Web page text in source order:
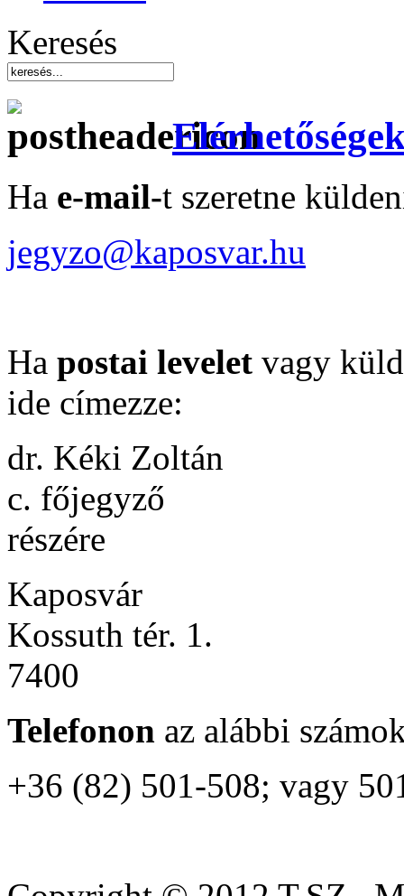
Keresés
Ha e-mail-t szeretne
jegyzo@kaposvar.hu
Ha postai levelet vagy
ide címezze:
dr. Kéki Zoltán
c. főjegyző
részére
Kaposvár
Kossuth tér. 1.
7400
Telefonon az alábbi
+36 (82) 501-508; vagy